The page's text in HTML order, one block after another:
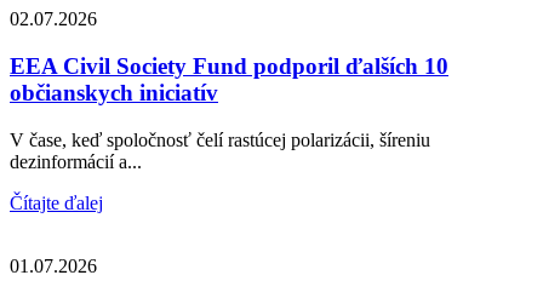
02.07.2026
EEA Civil Society Fund podporil ďalších 10
občianskych iniciatív
V čase, keď spoločnosť čelí rastúcej polarizácii, šíreniu
dezinformácií a...
Čítajte ďalej
01.07.2026